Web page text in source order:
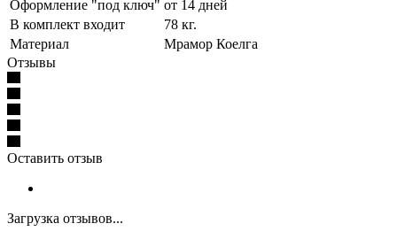
Оформление "под ключ" от 14 дней
В комплект входит
78 кг.
Материал
Мрамор Коелга
Отзывы
Оставить отзыв
Загрузка отзывов...